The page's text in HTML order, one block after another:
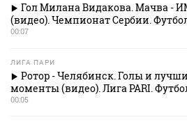
Гол Милана Видакова. Мачва -
(видео). Чемпионат Сербии.
00:07
ЛИГА ПАРИ
Ротор - Челябинск. Голы и
моменты (видео). Лига PARI.
00:05